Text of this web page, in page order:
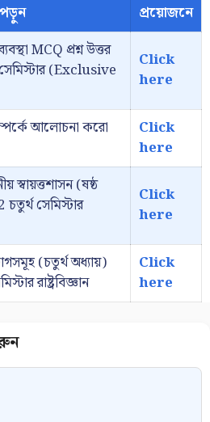
প্রয়োজনে
MCQ প্রশ্ন উত্তর
সেমিস্টার (Exclusive
Click
here
আলোচনা করো
Click
here
স্বায়ত্তশাসন (ষষ্ঠ
চতুর্থ সেমিস্টার
Click
here
(চতুর্থ অধ্যায়)
রাষ্ট্রবিজ্ঞান
Click
here